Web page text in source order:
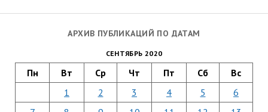
АРХИВ ПУБЛИКАЦИЙ ПО ДАТАМ
СЕНТЯБРЬ 2020
Пн Вт Ср Чт Пт Сб Вс
1 2 3 4 5
6